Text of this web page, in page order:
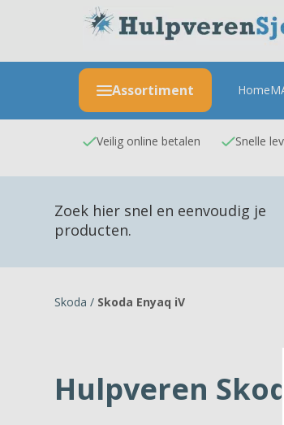
Assortiment Home
Veilig online betalen Snelle
Zoek hier snel en eenvoudig je
producten.
Skoda / Skoda Enyaq iV
Hulpveren